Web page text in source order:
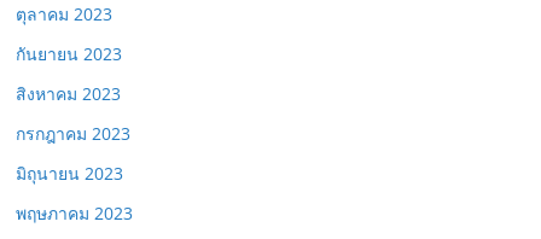
ตุลาคม 2023
กันยายน 2023
สิงหาคม 2023
กรกฎาคม 2023
มิถุนายน 2023
พฤษภาคม 2023